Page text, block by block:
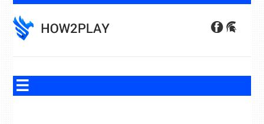
to
content